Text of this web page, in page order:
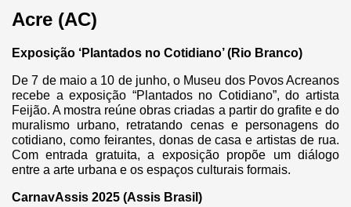
Acre (AC)
Exposição ‘Plantados no Cotidiano’ (Rio Branco)
De 7 de maio a 10 de junho, o Museu dos Povos Acreanos
recebe a exposição “Plantados no Cotidiano”, do artista
Feijão. A mostra reúne obras criadas a partir do grafite e do
muralismo urbano, retratando cenas e personagens do
cotidiano, como feirantes, donas de casa e artistas de rua.
Com entrada gratuita, a exposição propõe um diálogo
entre a arte urbana e os espaços culturais formais.
CarnavAssis 2025 (Assis Brasil)